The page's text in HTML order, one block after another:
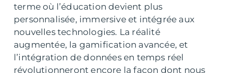
terme où l’éducation devient plus
personnalisée, immersive et intégrée aux
nouvelles technologies. La réalité
augmentée, la gamification avancée, et
l’intégration de données en temps réel
révolutionneront encore la façon dont nous